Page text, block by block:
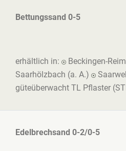
Bettungssand 0-5
erhältlich in: Beckingen-
Saarhölzbach (a. A.)
güteüberwacht TL Pflaster
Edelbrechsand 0-2/0-5